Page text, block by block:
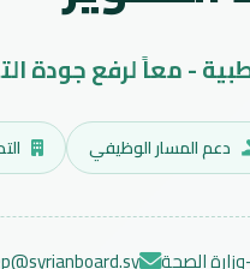
- معاً لرفع جودة
دعم المسار الوظيفي
الصحة